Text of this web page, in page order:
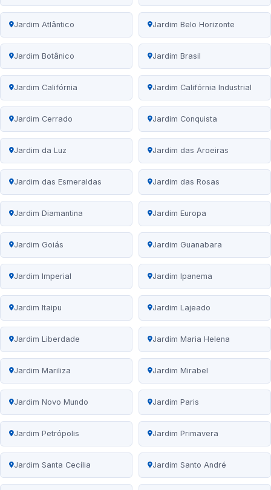
Jardim Atlântico Jardim Belo Horizonte
Jardim Botânico Jardim Brasil
Jardim Califórnia Jardim Califórnia Industrial
Jardim Cerrado Jardim Conquista
Jardim da Luz Jardim das Aroeiras
Jardim das Esmeraldas Jardim das Rosas
Jardim Diamantina Jardim Europa
Jardim Goiás Jardim Guanabara
Jardim Imperial Jardim Ipanema
Jardim Itaipu Jardim Lajeado
Jardim Liberdade Jardim Maria Helena
Jardim Mariliza Jardim Mirabel
Jardim Novo Mundo Jardim Paris
Jardim Petrópolis Jardim Primavera
Jardim Santa Cecília Jardim Santo André